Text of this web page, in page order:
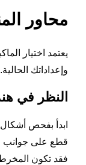
محاور
يعتمد اختيار
وإعداداتك
النظر في
ابدأ بفحص
قطع على جوانب
فقد تكون